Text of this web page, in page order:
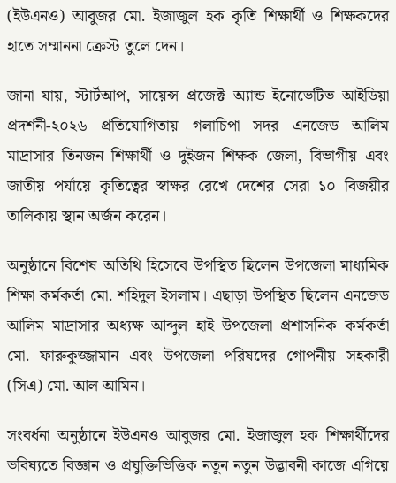
(ইউএনও) আবুজর মো. ইজাজুল হক কৃতি শিক্ষার্থী ও শিক্ষকদের
হাতে সম্মাননা ক্রেস্ট তুলে দেন।
জানা যায়, স্টার্টআপ, সায়েন্স প্রজেক্ট অ্যান্ড ইনোভেটিভ আইডিয়া
প্রদর্শনী-২০২৬ প্রতিযোগিতায় গলাচিপা সদর এনজেড আলিম
মাদ্রাসার তিনজন শিক্ষার্থী ও দুইজন শিক্ষক জেলা, বিভাগীয় এবং
জাতীয় পর্যায়ে কৃতিত্বের স্বাক্ষর রেখে দেশের সেরা ১০ বিজয়ীর
তালিকায় স্থান অর্জন করেন।
অনুষ্ঠানে বিশেষ অতিথি হিসেবে উপস্থিত ছিলেন উপজেলা মাধ্যমিক
শিক্ষা কর্মকর্তা মো. শহিদুল ইসলাম। এছাড়া উপস্থিত ছিলেন এনজেড
আলিম মাদ্রাসার অধ্যক্ষ আব্দুল হাই উপজেলা প্রশাসনিক কর্মকর্তা
মো. ফারুকুজ্জামান এবং উপজেলা পরিষদের গোপনীয় সহকারী
(সিএ) মো. আল আমিন।
সংবর্ধনা অনুষ্ঠানে ইউএনও আবুজর মো. ইজাজুল হক শিক্ষার্থীদের
ভবিষ্যতে বিজ্ঞান ও প্রযুক্তিভিত্তিক নতুন নতুন উদ্ভাবনী কাজে এগিয়ে